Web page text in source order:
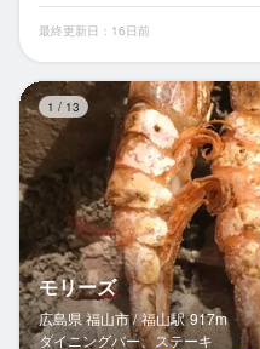
最終更新日：16日前
1 / 13
モリーズ
広島県 福山市 / 福山駅 917m
ダイニングバー、ステーキ